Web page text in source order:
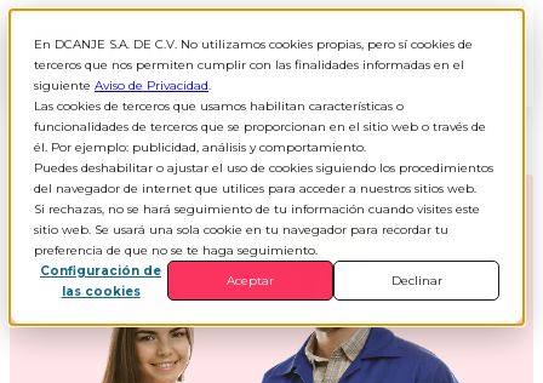
En DCANJE S.A. DE C.V. No utilizamos cookies propias, pero sí cookies de
terceros que nos permiten cumplir con las finalidades informadas en el
siguiente Aviso de Privacidad.
Las cookies de terceros que usamos habilitan características o
funcionalidades de terceros que se proporcionan en el sitio web o través de
él. Por ejemplo: publicidad, análisis y comportamiento.
Puedes deshabilitar o ajustar el uso de cookies siguiendo los procedimientos
del navegador de internet que utilices para acceder a nuestros sitios web.
Si rechazas, no se hará seguimiento de tu información cuando visites este
sitio web. Se usará una sola cookie en tu navegador para recordar tu
preferencia de que no se te haga seguimiento.
Configuración de
las cookies
Aceptar Declinar